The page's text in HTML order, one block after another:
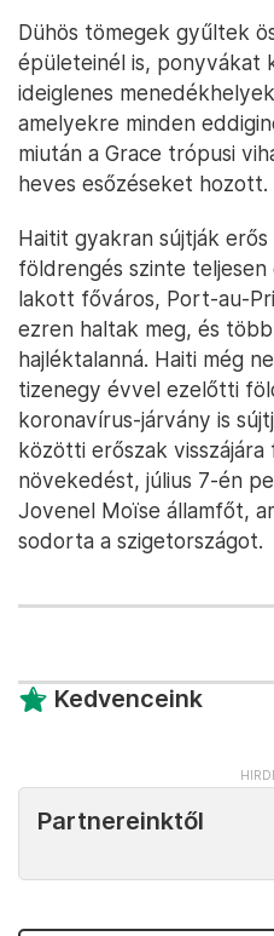
Dühös tömegek gyűltek
épületeinél is, ponyvákat
ideiglenes
amelyekre minden
miután a Grace trópusi
heves esőzéseket hozott.
Haitit gyakran sújtják
földrengés szinte
lakott főváros, Port-au-
ezren haltak meg, és
hajléktalanná. Haiti még
tizenegy évvel ezelőtti
koronavírus-járvány is
közötti erőszak
növekedést, július 7-én
Jovenel Moïse államfőt,
sodorta a szigetországot.
Kedvenceink
Partnereinktől